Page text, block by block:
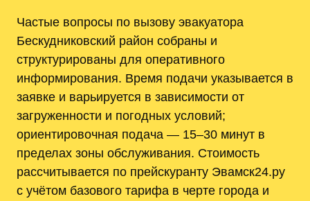
Частые вопросы по вызову эвакуатора
Бескудниковский район собраны и
структурированы для оперативного
информирования. Время подачи указывается в
заявке и варьируется в зависимости от
загруженности и погодных условий;
ориентировочная подача — 15–30 минут в
пределах зоны обслуживания. Стоимость
рассчитывается по прейскуранту Эвамск24.ру
с учётом базового тарифа в черте города и